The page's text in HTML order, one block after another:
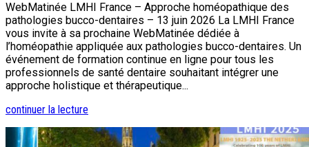
WebMatinée LMHI France – Approche homéopathique des
pathologies bucco-dentaires – 13 juin 2026 La LMHI France
vous invite à sa prochaine WebMatinée dédiée à
l’homéopathie appliquée aux pathologies bucco-dentaires. Un
événement de formation continue en ligne pour tous les
professionnels de santé dentaire souhaitant intégrer une
approche holistique et thérapeutique...
continuer la lecture